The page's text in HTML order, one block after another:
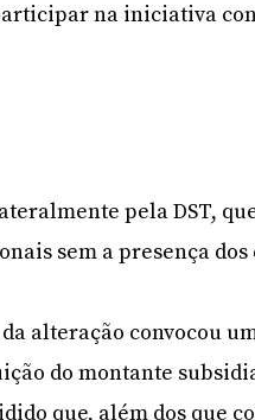
na iniciativa
pela DST,
sem a presença dos
alteração convocou
do montante
que, além dos que